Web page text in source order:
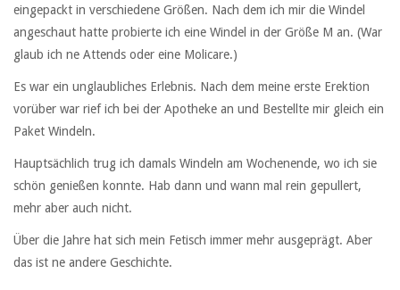
eingepackt in verschiedene Größen. Nach dem ich mir die Windel
angeschaut hatte probierte ich eine Windel in der Größe M an. (War
glaub ich ne Attends oder eine Molicare.)
Es war ein unglaubliches Erlebnis. Nach dem meine erste Erektion
vorüber war rief ich bei der Apotheke an und Bestellte mir gleich ein
Paket Windeln.
Hauptsächlich trug ich damals Windeln am Wochenende, wo ich sie
schön genießen konnte. Hab dann und wann mal rein gepullert,
mehr aber auch nicht.
Über die Jahre hat sich mein Fetisch immer mehr ausgeprägt. Aber
das ist ne andere Geschichte.